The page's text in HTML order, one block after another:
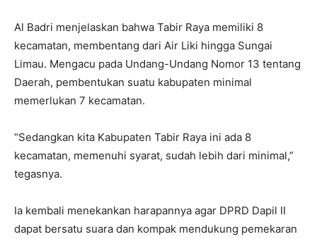
Al Badri menjelaskan bahwa Tabir Raya memiliki 8
kecamatan, membentang dari Air Liki hingga Sungai
Limau. Mengacu pada Undang-Undang Nomor 13 tentang
Daerah, pembentukan suatu kabupaten minimal
memerlukan 7 kecamatan.
“Sedangkan kita Kabupaten Tabir Raya ini ada 8
kecamatan, memenuhi syarat, sudah lebih dari minimal,”
tegasnya.
Ia kembali menekankan harapannya agar DPRD Dapil II
dapat bersatu suara dan kompak mendukung pemekaran